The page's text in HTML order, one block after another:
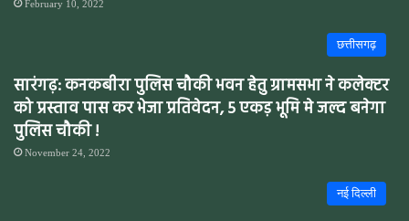
February 10, 2022
छत्तीसगढ़
सारंगढ़: कनकबीरा पुलिस चौकी भवन हेतु ग्रामसभा ने कलेक्टर
को प्रस्ताव पास कर भेजा प्रतिवेदन, 5 एकड़ भूमि मे जल्द बनेगा
पुलिस चौकी !
November 24, 2022
नई दिल्ली